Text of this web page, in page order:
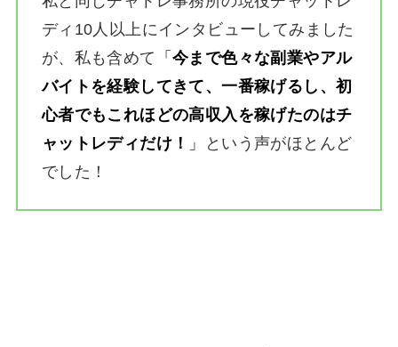
ディ10人以上にインタビューしてみました
が、私も含めて
「今まで色々な副業やアル
バイトを経験してきて、一番稼げるし、初
心者でもこれほどの高収入を稼げたのはチ
ャットレディだけ！
」
という声がほとんど
でした！